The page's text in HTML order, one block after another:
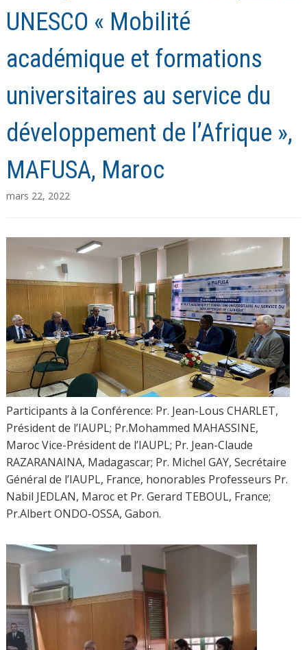
UNESCO « Mobilité
académique et formations
universitaires au service du
développement de l’Afrique »,
MAFUSA, Maroc
mars 22, 2022
Participants à la Conférence: Pr. Jean-Lous CHARLET,
Président de l’IAUPL; Pr.Mohammed MAHASSINE,
Maroc Vice-Président de l’IAUPL; Pr. Jean-Claude
RAZARANAINA, Madagascar; Pr. Michel GAY, Secrétaire
Général de l’IAUPL, France, honorables Professeurs Pr.
Nabil JEDLAN, Maroc et Pr. Gerard TEBOUL, France;
Pr.Albert ONDO-OSSA, Gabon.